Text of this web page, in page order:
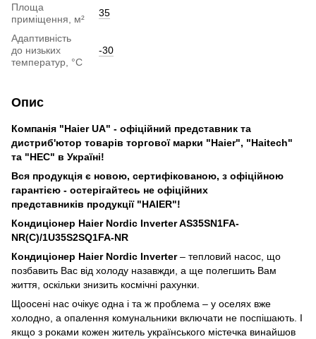
Площа
приміщення, м²
35
Адаптивність
до низьких
температур, °С
-30
Опис
Компанія "Haier UA" - офіційний представник та
дистриб'ютор товарів торгової марки "Haier", "Haitech"
та "HEC" в Україні!
Вся продукція є новою, сертифікованою, з офіційною
гарантією - остерігайтесь не офіційних
представників продукції "HAIER"!
Кондиціонер Haier Nordic Inverter AS35SN1FA-
NR(C)/1U35S2SQ1FA-NR
Кондиціонер Haier Nordic Inverter – тепловий насос, що
позбавить Вас від холоду назавжди, а ще полегшить Вам
життя, оскільки знизить космічні рахунки.
Щоосені нас очікує одна і та ж проблема – у оселях вже
холодно, а опалення комунальники включати не поспішають. І
якщо з роками кожен житель українського містечка винайшов